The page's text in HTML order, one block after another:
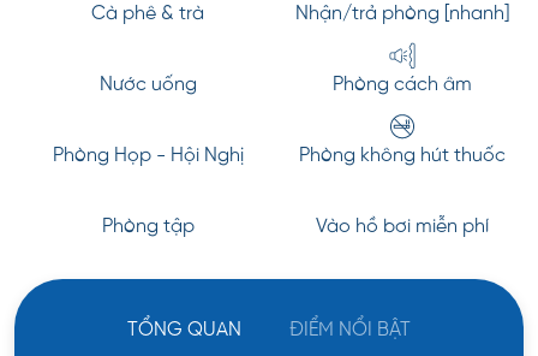
Cà phê & trà Nhận/trả phòng [nhanh]
Nước uống Phòng cách âm
Phòng Họp - Hội Nghị Phòng không hút thuốc
Phòng tập Vào hồ bơi miễn phí
TỔNG QUAN ĐIỂM NỔI BẬT